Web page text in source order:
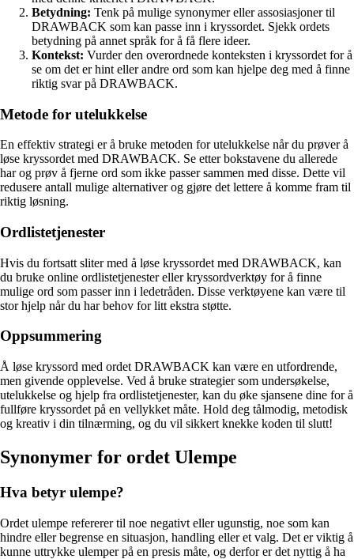
Betydning: Tenk på mulige synonymer eller assosiasjoner til
DRAWBACK som kan passe inn i kryssordet. Sjekk ordets
betydning på annet språk for å få flere ideer.
Kontekst: Vurder den overordnede konteksten i kryssordet for å
se om det er hint eller andre ord som kan hjelpe deg med å finne
riktig svar på DRAWBACK.
Metode for utelukkelse
En effektiv strategi er å bruke metoden for utelukkelse når du prøver å
løse kryssordet med DRAWBACK. Se etter bokstavene du allerede
har og prøv å fjerne ord som ikke passer sammen med disse. Dette vil
redusere antall mulige alternativer og gjøre det lettere å komme fram til
riktig løsning.
Ordlistetjenester
Hvis du fortsatt sliter med å løse kryssordet med DRAWBACK, kan
du bruke online ordlistetjenester eller kryssordverktøy for å finne
mulige ord som passer inn i ledetråden. Disse verktøyene kan være til
stor hjelp når du har behov for litt ekstra støtte.
Oppsummering
Å løse kryssord med ordet DRAWBACK kan være en utfordrende,
men givende opplevelse. Ved å bruke strategier som undersøkelse,
utelukkelse og hjelp fra ordlistetjenester, kan du øke sjansene dine for å
fullføre kryssordet på en vellykket måte. Hold deg tålmodig, metodisk
og kreativ i din tilnærming, og du vil sikkert knekke koden til slutt!
Synonymer for ordet Ulempe
Hva betyr ulempe?
Ordet ulempe refererer til noe negativt eller ugunstig, noe som kan
hindre eller begrense en situasjon, handling eller et valg. Det er viktig å
kunne uttrykke ulemper på en presis måte, og derfor er det nyttig å ha